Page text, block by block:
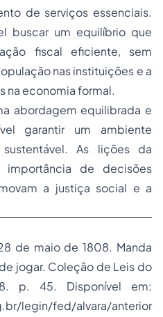
de serviços essenciais.
buscar um equilíbrio que
fiscal eficiente, sem
nas instituições e a
na economia formal.
abordagem equilibrada e
garantir um ambiente
As lições da
de decisões
a justiça social e a
de maio de 1808. Manda
jogar. Coleção de Leis do
p. 45. Disponível em:
legin/fed/alvara/anterior